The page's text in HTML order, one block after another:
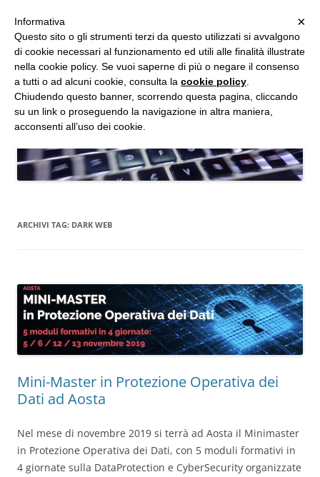
Vai
al
contenuto
Studio d'Informatica Forense
Perizie Informatiche Forensi, CTP e CTU in Processi Civili e Penali
ARCHIVI TAG: DARK WEB
Mini-Master in Protezione Operativa dei
Dati ad Aosta
Nel mese di novembre 2019 si terrà ad Aosta il Minimaster
in Protezione Operativa dei Dati, con 5 moduli formativi in
4 giornate sulla DataProtection e CyberSecurity organizzate
MENU ×
Informativa
Questo sito o gli strumenti terzi da questo utilizzati si avvalgono
di cookie necessari al funzionamento ed utili alle finalità illustrate
nella cookie policy. Se vuoi saperne di più o negare il consenso
a tutti o ad alcuni cookie, consulta la cookie policy
Chiudendo questo banner, scorrendo questa pagina, cliccando
su un link o proseguendo la navigazione in altra maniera,
acconsenti all’uso dei cookie.